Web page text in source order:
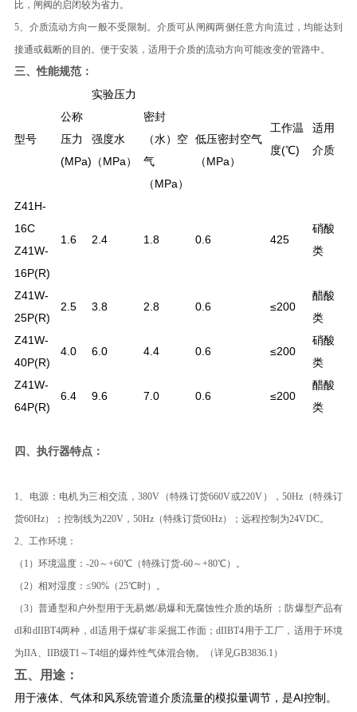
比，闸阀的启闭较为省力。
5、介质流动方向一般不受限制。介质可从闸阀两侧任意方向流过，均能达到
接通或截断的目的。便于安装，适用于介质的流动方向可能改变的管路中。
三、性能规范：
型号
公称
压力
(MPa)
实验压力
工作温
度(℃)
适用
介质
强度水
（MPa）
密封
（水）空
气
（MPa）
低压密封空气
（MPa）
Z41H-
16C
Z41W-
16P(R)
1.6 2.4 1.8 0.6 425
硝酸
类
Z41W-
25P(R)
2.5 3.8 2.8 0.6 ≤200
醋酸
类
Z41W-
40P(R)
4.0 6.0 4.4 0.6 ≤200
硝酸
类
Z41W-
64P(R)
6.4 9.6 7.0 0.6 ≤200
醋酸
类
四、执行器特点：
1、电源：电机为三相交流，380V（特殊订货660V或220V），50Hz（特殊订
货60Hz）；控制线为220V，50Hz（特殊订货60Hz）；远程控制为24VDC。
2、工作环境：
（1）环境温度：-20～+60℃（特殊订货-60～+80℃）。
（2）相对湿度：≤90%（25℃时）。
（3）普通型和户外型用于无易燃/易爆和无腐蚀性介质的场所 ；防爆型产品有
dI和dIIBT4两种，dI适用于煤矿非采掘工作面；dIIBT4用于工厂，适用于环境
为IIA、IIB级T1～T4组的爆炸性气体混合物。（详见GB3836.1）
五、用途：
用于液体、气体和风系统管道介质流量的模拟量调节，是AI控制。